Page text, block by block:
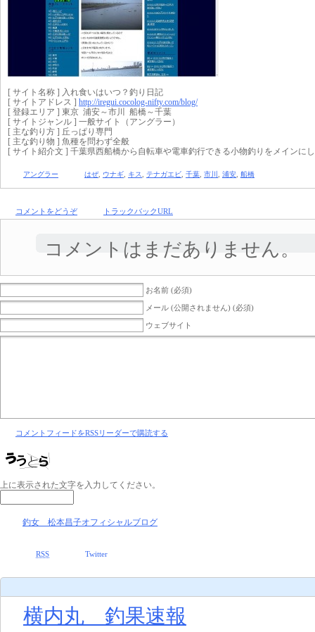
[ サイト名称 ] 入れ食いはいつ？釣り日記
[ サイトアドレス ] http://iregui.cocolog-nifty.com/blog/
[ 登録エリア ] 東京 浦安～市川 船橋～千葉
[ サイトジャンル ] 一般サイト（アングラー）
[ 主な釣り方 ] 丘っぱり専門
[ 主な釣り物 ] 魚種を問わず全般
[ サイト紹介文 ] 千葉県西船橋から自転車や電車釣行できる小物釣りをメイン
アングラー はぜ, ウナギ キス テナガエビ 千葉 市川 浦安 船橋
コメントをどうぞ トラックバックURL
コメントはまだありません。
お名前 (必須)
メール (公開されません) (必須)
ウェブサイト
コメントフィードをRSSリーダーで購読する
上に表示された文字を入力してください。
釣女 松本昌子オフィシャルブログ
RSS Twitter
横内丸 釣果速報